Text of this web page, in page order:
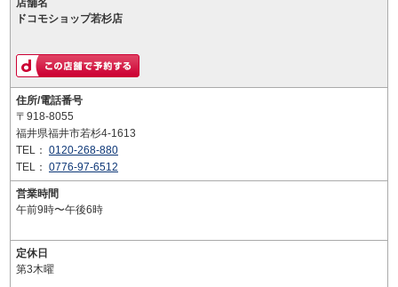
店舗名
ドコモショップ若杉店
住所/電話番号
〒918-8055
福井県福井市若杉4-1613
TEL： 0120-268-880
TEL： 0776-97-6512
営業時間
午前9時〜午後6時
定休日
第3木曜